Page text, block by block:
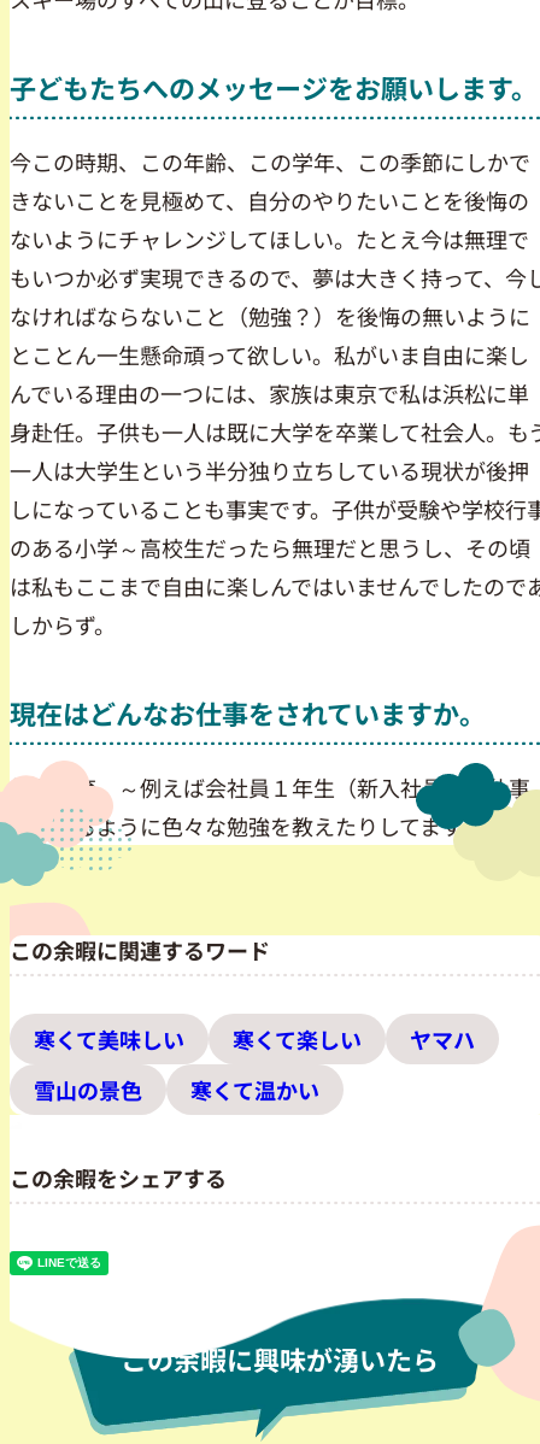
子どもたちへのメッセージをお願いします。
今この時期、この年齢、この学年、この季節にしかで
きないことを見極めて、自分のやりたいことを後悔の
ないようにチャレンジしてほしい。たとえ今は無理で
もいつか必ず実現できるので、夢は大きく持って、今
なければならないこと（勉強？）を後悔の無いように
とことん一生懸命頑って欲しい。私がいま自由に楽し
んでいる理由の一つには、家族は東京で私は浜松に単
身赴任。子供も一人は既に大学を卒業して社会人。も
一人は大学生という半分独り立ちしている現状が後押
しになっていることも事実です。子供が受験や学校行
のある小学～高校生だったら無理だと思うし、その頃
は私もここまで自由に楽しんではいませんでしたので
しからず。
現在はどんなお仕事をされていますか。
社員教育 ～例えば会社員１年生（新入社員）が仕事
ができるように色々な勉強を教えたりしてます。
この余暇に関連するワード
寒くて美味しい 寒くて楽しい
ヤマハ
雪山の景色
寒くて温かい
この余暇をシェアする
この余暇に興味が湧いたら